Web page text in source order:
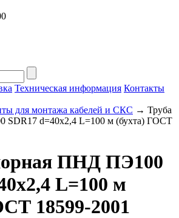
Техническая информация Контакты
для монтажа кабелей и СКС → Труба
SDR17 d=40х2,4 L=100 м (бухта) ГОСТ
ПНД ПЭ100
L=100 м
18599-2001